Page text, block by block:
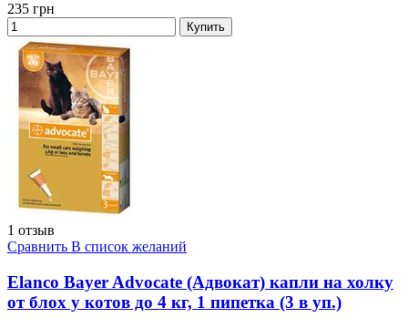
235 грн
Купить
1 отзыв
Сравнить В список желаний
Elanco Bayer Advocate (Адвокат) капли на холку
от блох у котов до 4 кг, 1 пипетка (3 в уп.)